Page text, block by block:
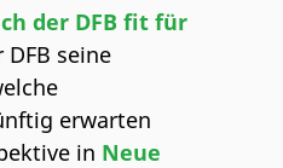
der DFB fit für
seine
erwarten
in Neue